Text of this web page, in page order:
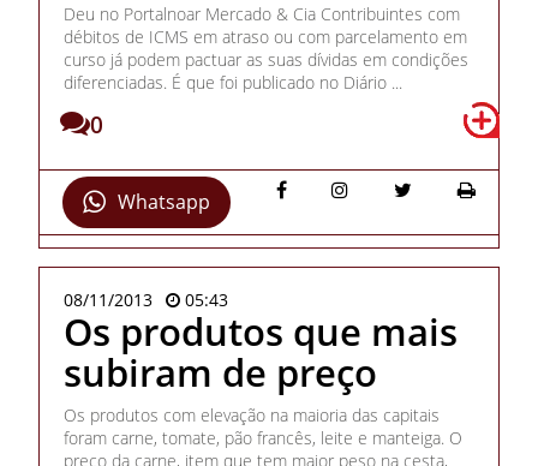
Deu no Portalnoar Mercado & Cia Contribuintes com
débitos de ICMS em atraso ou com parcelamento em
curso já podem pactuar as suas dívidas em condições
diferenciadas. É que foi publicado no Diário ...
0
Whatsapp
08/11/2013 05:43
Os produtos que mais
subiram de preço
Os produtos com elevação na maioria das capitais
foram carne, tomate, pão francês, leite e manteiga. O
preço da carne, item que tem maior peso na cesta,